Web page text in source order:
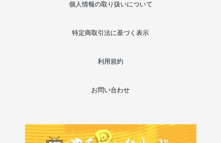
個人情報の取り扱いについて
特定商取引法に基づく表示
利用規約
お問い合わせ